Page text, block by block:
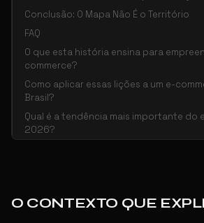
Conclusão: O Mapa Não É o Território
FAQ
O que esta história ensina para
commerce?
Como aplicar essas lições a um e-
Brasil?
Qual é a tendência mais importante do
2026?
O CONTEXTO QUE